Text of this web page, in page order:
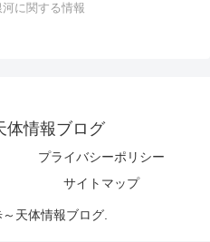
に関する情報
体情報ブログ
プライバシーポリシー
サイトマップ
天体情報ブログ.